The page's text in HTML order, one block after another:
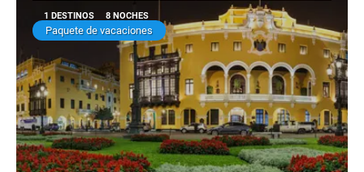
1 DESTINOS 8 NOCHES
Paquete de vacaciones